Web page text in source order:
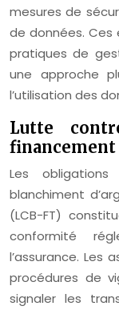
mesures de
de données. Ces
pratiques de
une approche
l’utilisation des
Lutte
financement
Les
blanchiment
(LCB-FT)
conformité
l’assurance. Les
procédures de
signaler les